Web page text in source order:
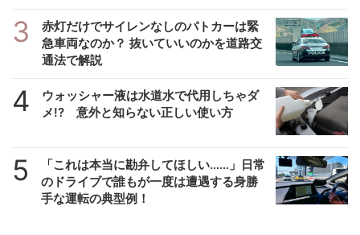
3
赤灯だけでサイレンなしのパトカーは緊
急車両なのか？ 抜いていいのかを道路交
通法で解説
4
ウォッシャー液は水道水で代用しちゃダ
メ!? 意外と知らない正しい使い方
5
「これは本当に勘弁してほしい……」日常
のドライブで誰もが一度は遭遇する身勝
手な運転の典型例！